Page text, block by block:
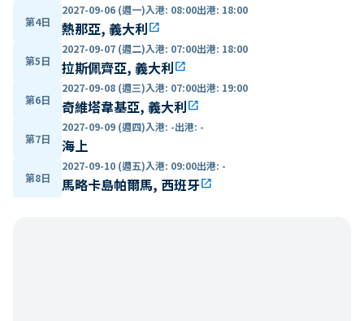
第4日
2027-09-06 (週一)入港: 08:00出港: 18:00
熱那亞, 義大利open_in_new
第5日
2027-09-07 (週二)入港: 07:00出港: 18:00
拉斯佩齊亞, 義大利open_in_new
第6日
2027-09-08 (週三)入港: 07:00出港: 19:00
奇維塔韋基亞, 義大利open_in_new
第7日
2027-09-09 (週四)入港: -出港: -
海上
第8日
2027-09-10 (週五)入港: 09:00出港: -
馬略卡島帕爾馬, 西班牙open_in_new